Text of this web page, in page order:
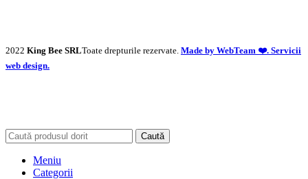
2022 King Bee SRLToate drepturile rezervate. Made by WebTeam ❤️. Servicii
web design.
Caută
Meniu
Categorii